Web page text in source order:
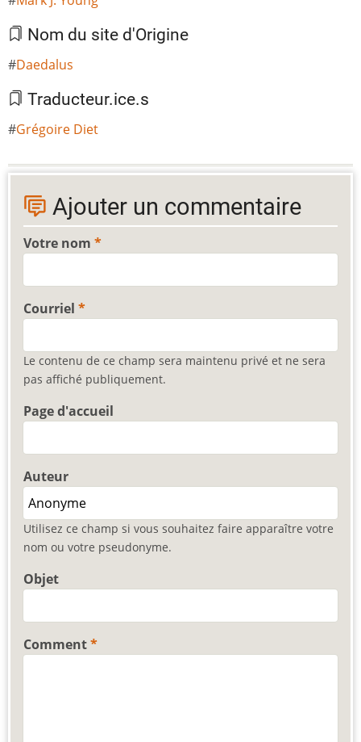
Nom du site d'Origine
Daedalus
Traducteur.ice.s
Grégoire Diet
Ajouter un commentaire
Votre nom
Courriel
Le contenu de ce champ sera maintenu privé et ne sera
pas affiché publiquement.
Page d'accueil
Auteur
Utilisez ce champ si vous souhaitez faire apparaître votre
nom ou votre pseudonyme.
Objet
Comment